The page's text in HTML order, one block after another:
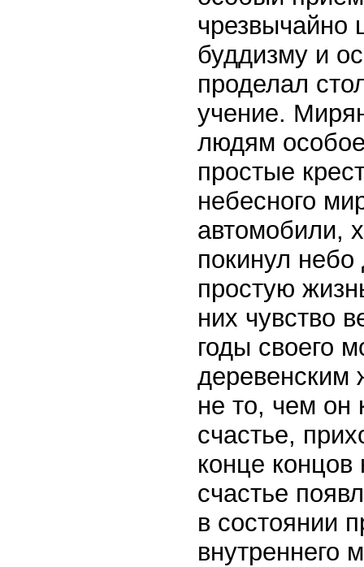
чрезвычайно
буддизму и
проделал
учение.
людям
простые
небесного
автомобили,
покинул
простую
них чувство
годы своего
деревенским
не то, чем он
счастье,
конце концов
счастье
в состоянии
внутреннего